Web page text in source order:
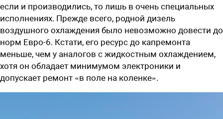
если и производились, то лишь в очень специальных
исполнениях. Прежде всего, родной дизель
воздушного охлаждения было невозможно довести до
норм Евро-6. Кстати, его ресурс до кап­ремонта
меньше, чем у аналогов с жидкостным охлаждением,
хотя он обладает минимумом электроники и
допускает ремонт «в поле на коленке».